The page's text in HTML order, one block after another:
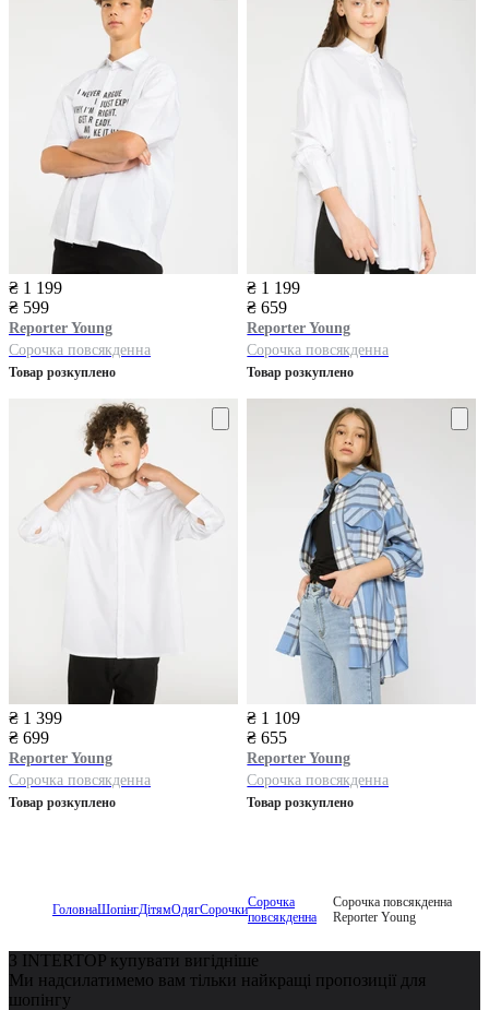
₴ 1 199
₴ 599
Reporter Young
Сорочка повсякденна
Товар розкуплено
₴ 1 199
₴ 659
Reporter Young
Сорочка повсякденна
Товар розкуплено
₴ 1 399
₴ 699
Reporter Young
Сорочка повсякденна
Товар розкуплено
₴ 1 109
₴ 655
Reporter Young
Сорочка повсякденна
Товар розкуплено
ГоловнаШопінгДітямОдягСорочкиСорочка
повсякденна
Сорочка повсякденна
Reporter Young
З INTERTOP купувати вигідніше
Ми надсилатимемо вам тільки найкращі пропозиції для
шопінгу